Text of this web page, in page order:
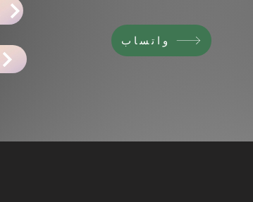
واتساب